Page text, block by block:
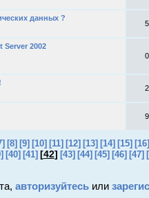
данных ?
5
Server 2002
0
2
9
[8] [9] [10] [11] [12] [13] [14] [15] [16]
[40] [41] [42] [43] [44] [45] [46] [47]
авторизуйтесьили